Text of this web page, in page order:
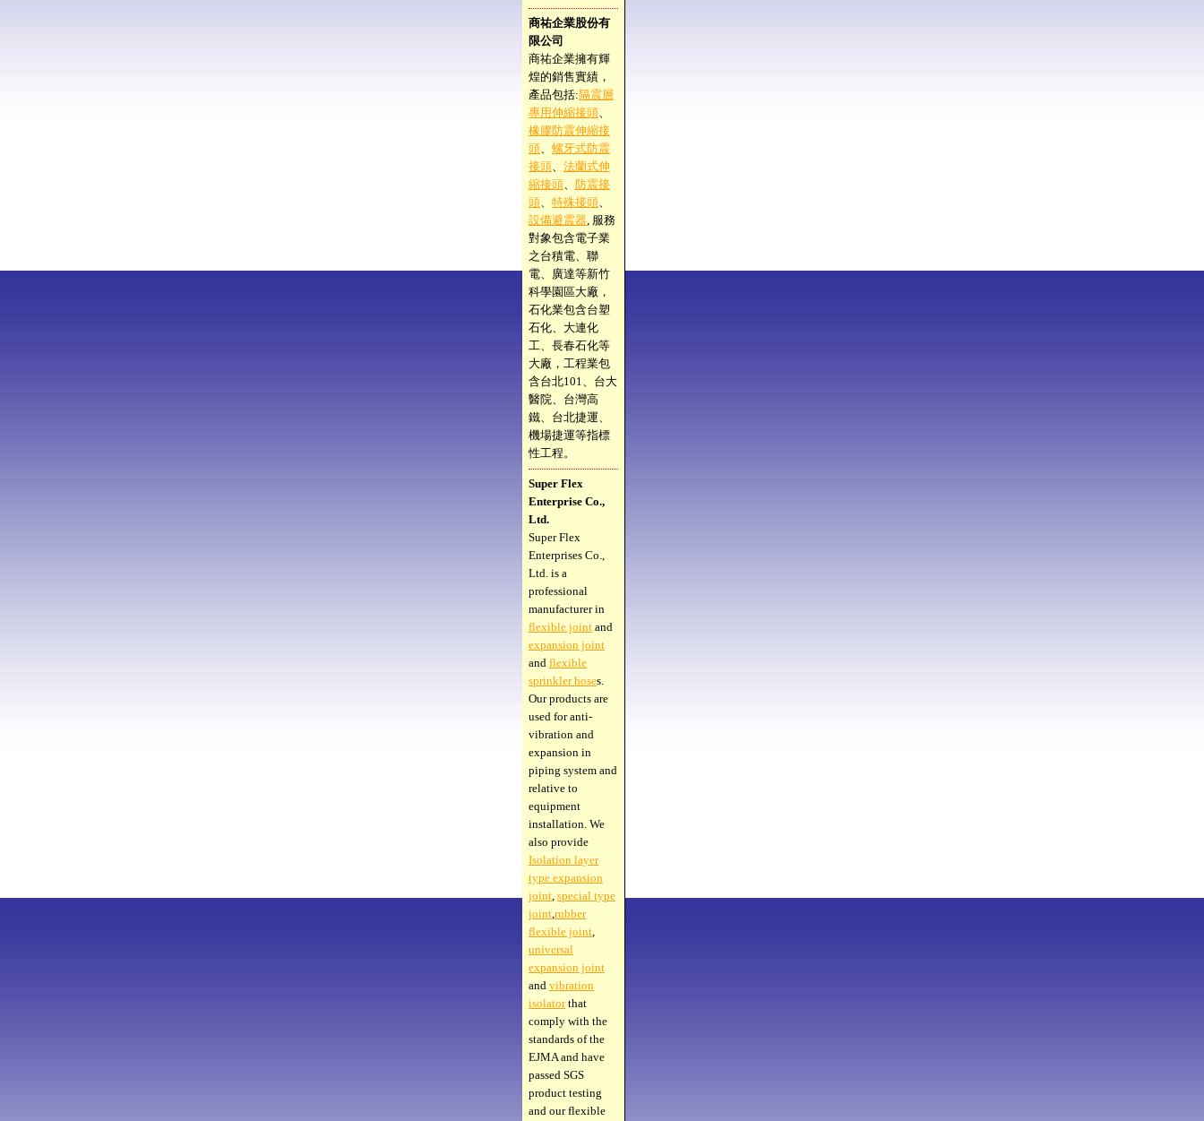
商祐企業股份有
限公司
商祐企業擁有輝
煌的銷售實績，
產品包括:隔震層
專用伸縮接頭、
橡膠防震伸縮接
頭、 螺牙式防震
接頭、 法蘭式伸
縮接頭、 防震接
頭、 特殊接頭、
設備避震器, 服務
對象包含電子業
之台積電、聯
電、廣達等新竹
科學園區大廠，
石化業包含台塑
石化、大連化
工、長春石化等
大廠，工程業包
含台北101、台大
醫院、台灣高
鐵、台北捷運、
機場捷運等指標
性工程。
Super Flex
Enterprise Co.,
Ltd.
Super Flex
Enterprises Co.,
Ltd. is a
professional
manufacturer in
flexible joint and
expansion joint
and flexible
sprinkler hoses.
Our products are
used for anti-
vibration and
expansion in
piping system and
relative to
equipment
installation. We
also provide
Isolation layer
type expansion
joint, special type
joint,rubber
flexible joint,
universal
expansion joint
and vibration
isolatorthat
comply with the
standards of the
EJMA and have
passed SGS
product testing
and our flexible